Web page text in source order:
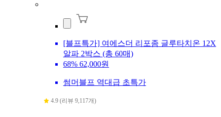
[블프특가] 여에스더 리포좀 글루타치온 12X
알파 2박스 (총 60매)
68% 62,000원
썸머블프 역대급 초특가
4.9 (리뷰 9,117개)